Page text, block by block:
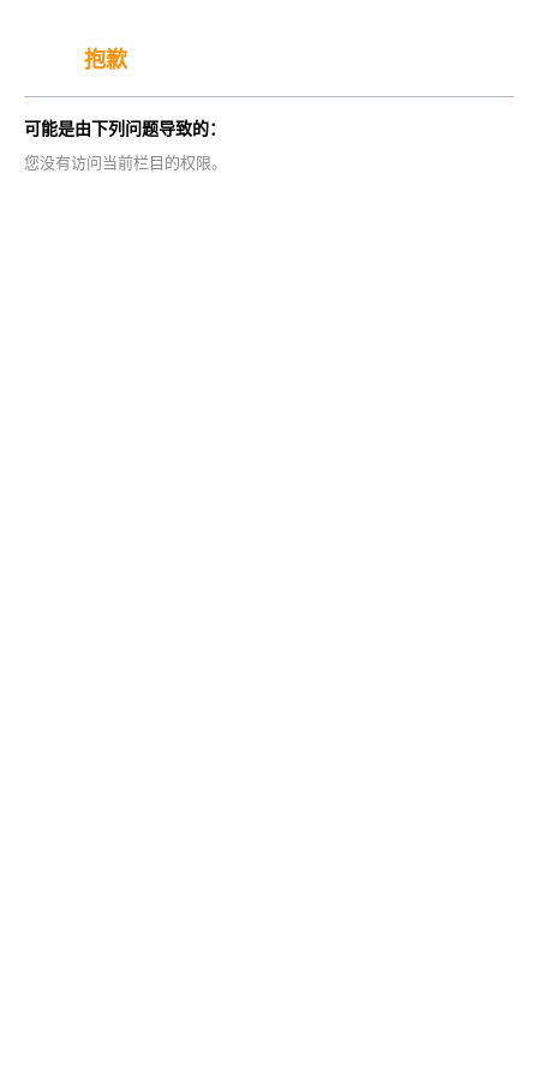
抱歉
可能是由下列问题导致的：
您没有访问当前栏目的权限。